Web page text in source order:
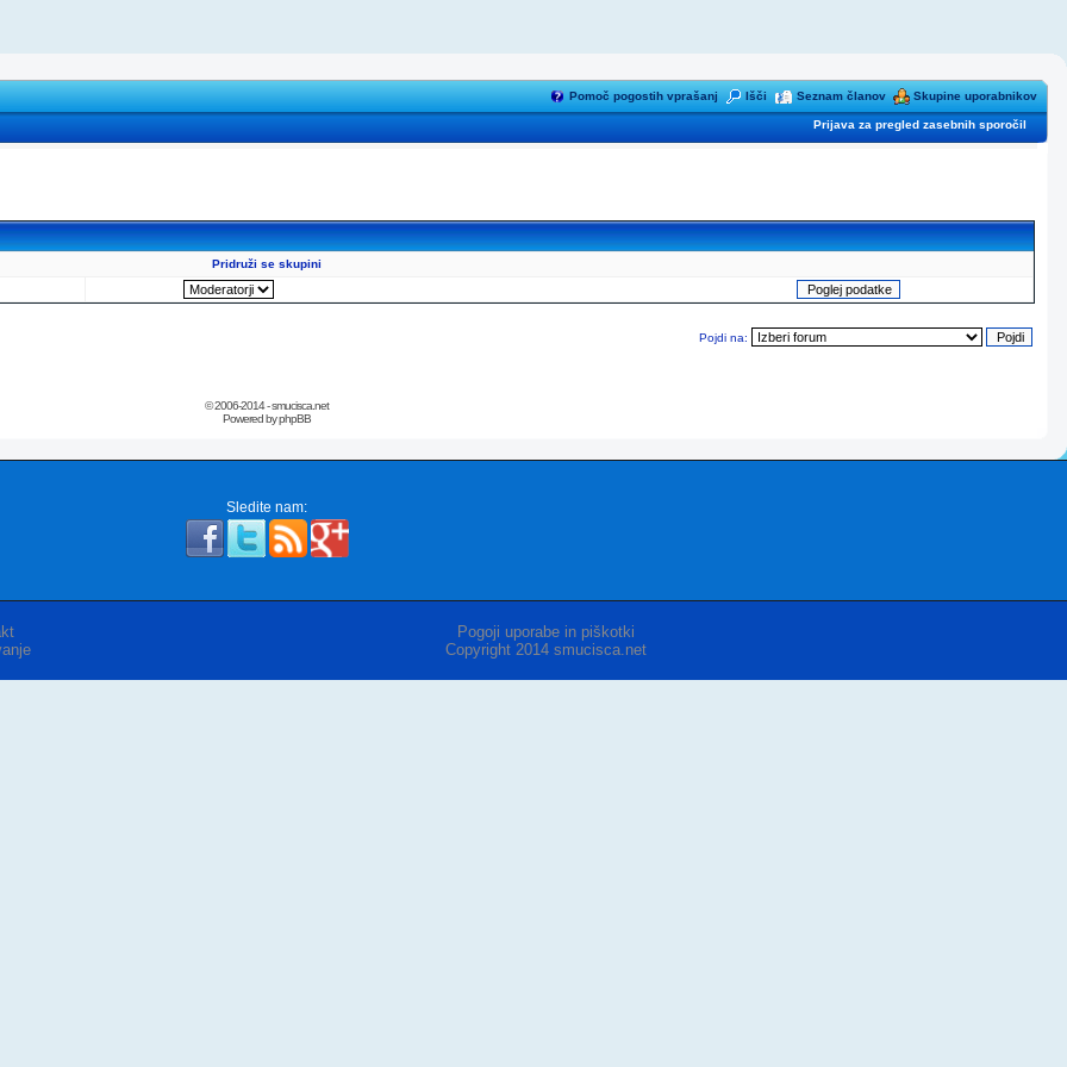
Pomoč pogostih vprašanj Išči Seznam članov Skupine uporabnikov
Prijava za pregled zasebnih sporočil
Pridruži se skupini
Pojdi na:
© 2006-2014 - smucisca.net
Powered by phpBB
Sledite nam:
Pogoji uporabe in piškotki
Copyright 2014 smucisca.net